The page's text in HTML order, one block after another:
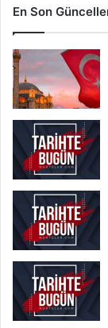
G
Y
e
r
e
n
s
B
u
n
k
a
En Son